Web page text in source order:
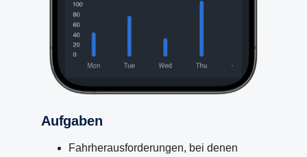
Aufgaben
Fahrherausforderungen, bei denen